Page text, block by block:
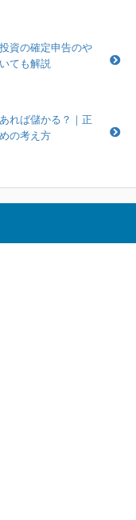
資の確定申告のや
ても解説
れば儲かる？｜正
の考え方